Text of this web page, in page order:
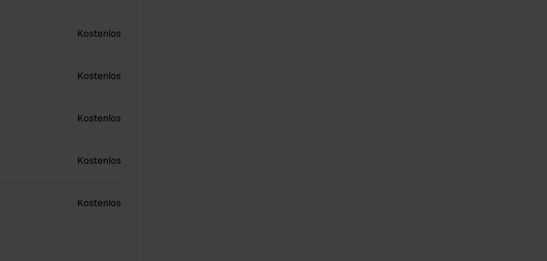
Kostenlos
Kostenlos
Kostenlos
Kostenlos
Kostenlos